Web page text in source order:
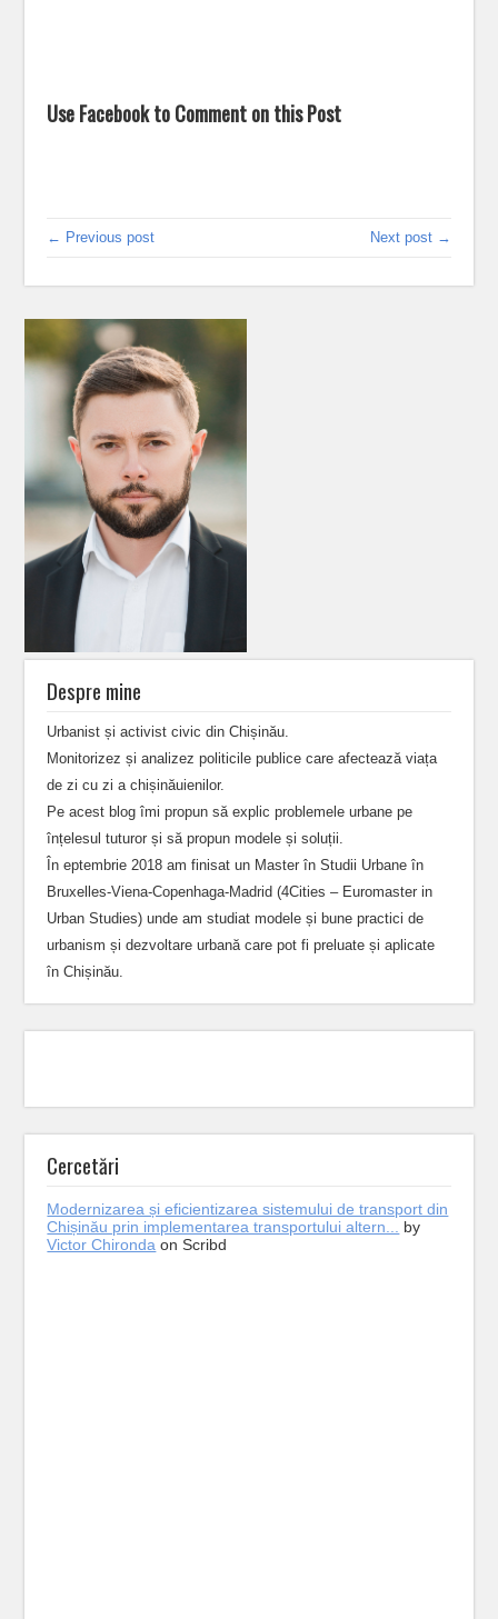
Use Facebook to Comment on this Post
← Previous post Next post →
Despre mine
Urbanist și activist civic din Chișinău.
Monitorizez și analizez politicile publice care afectează viața
de zi cu zi a chișinăuienilor.
Pe acest blog îmi propun să explic problemele urbane pe
înțelesul tuturor și să propun modele și soluții.
În eptembrie 2018 am finisat un Master în Studii Urbane în
Bruxelles-Viena-Copenhaga-Madrid (4Cities – Euromaster in
Urban Studies) unde am studiat modele și bune practici de
urbanism și dezvoltare urbană care pot fi preluate și aplicate
în Chișinău.
Cercetări
Modernizarea și eficientizarea sistemului de transport din
Chișinău prin implementarea transportului altern...
by
Victor Chironda on Scribd